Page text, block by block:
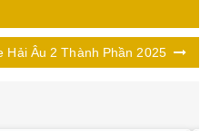
Hải Âu 2 Thành Phần 2025